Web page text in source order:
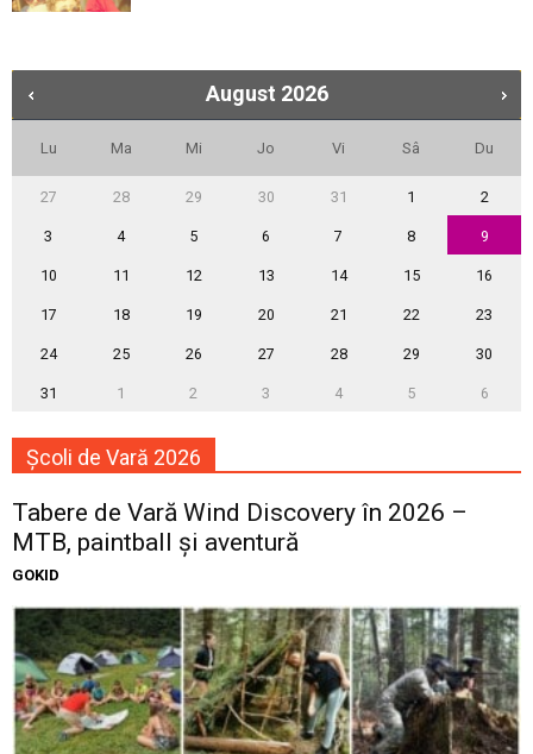
August 2026
Lu Ma Mi Jo Vi Sâ Du
27 28 29 30 31 1 2
3 4 5 6 7 8 9
10 11 12 13 14 15 16
17 18 19 20 21 22 23
24 25 26 27 28 29 30
31 1 2 3 4 5 6
Școli de Vară 2026
Tabere de Vară Wind Discovery în 2026 –
MTB, paintball și aventură
GOKID